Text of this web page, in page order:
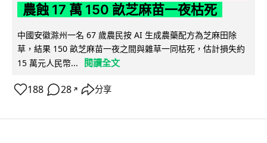
農蝕 17 萬 150 畝芝麻苗一夜枯死
中國安徽滁州一名 67 歲農民按 AI 生成農藥配方為芝麻田除
草，結果 150 畝芝麻苗一夜之間與雜草一同枯死，估計損失約
15 萬元人民幣...
閱讀全文
188 28 ↗ 分享